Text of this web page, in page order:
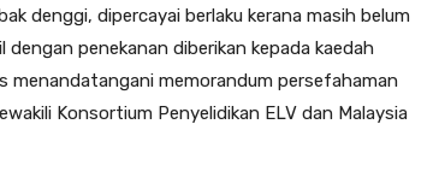
denggi, dipercayai berlaku kerana masih belum
penekanan diberikan kepada kaedah
menandatangani memorandum persefahaman
Konsortium Penyelidikan ELV dan Malaysia